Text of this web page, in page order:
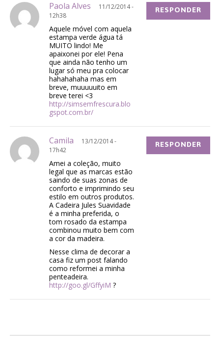
Paola Alves
11/12/2014 -
12h38
Aquele móvel com aquela
estampa verde água tá
MUITO lindo! Me
apaixonei por ele! Pena
que ainda não tenho um
lugar só meu pra colocar
hahahahaha mas em
breve, muuuuuito em
breve terei <3
http://simsemfrescura.blo
gspot.com.br/
RESPONDER
Camila
13/12/2014 -
17h42
Amei a coleção, muito
legal que as marcas estão
saindo de suas zonas de
conforto e imprimindo seu
estilo em outros produtos.
A Cadeira Jules Suavidade
é a minha preferida, o
tom rosado da estampa
combinou muito bem com
a cor da madeira.
Nesse clima de decorar a
casa fiz um post falando
como reformei a minha
penteadeira.
http://goo.gl/GffyiM ?
RESPONDER